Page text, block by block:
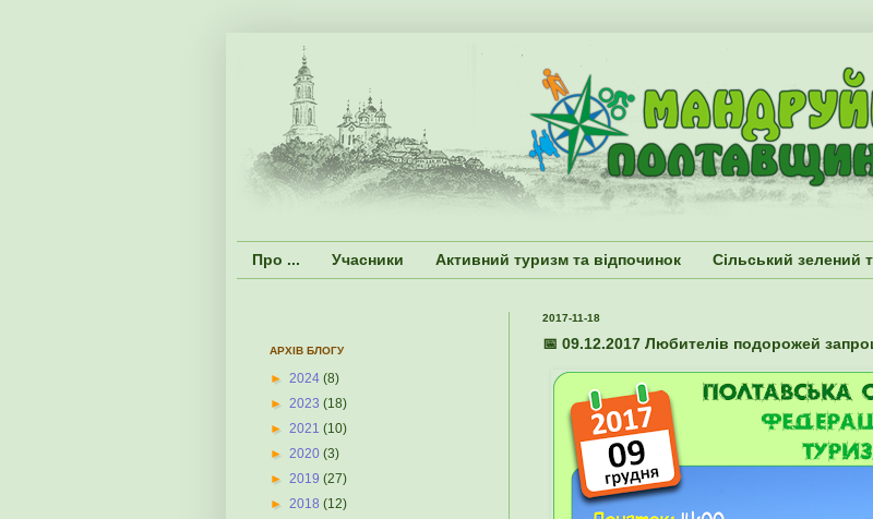
Про ... Учасники Активний туризм та відпочинок Сільський зелений
2017-11-18
📅 09.12.2017 Любителів подорожей
АРХІВ БЛОГУ
► 2024 (8)
► 2023 (18)
► 2021 (10)
► 2020 (3)
► 2019 (27)
► 2018 (12)